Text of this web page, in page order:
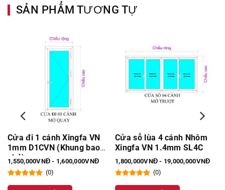
SẢN PHẨM TƯƠNG TỰ
Cửa đi 1 cánh Xingfa VN
1mm D1CVN (Khung bao
nhỏ)
1,550,000VNĐ - 1,600,000VNĐ
(0)
Cửa sổ lùa 4 cánh Nhôm
Xingfa VN 1.4mm SL4C
1,800,000VNĐ - 19,000,000VNĐ
(0)